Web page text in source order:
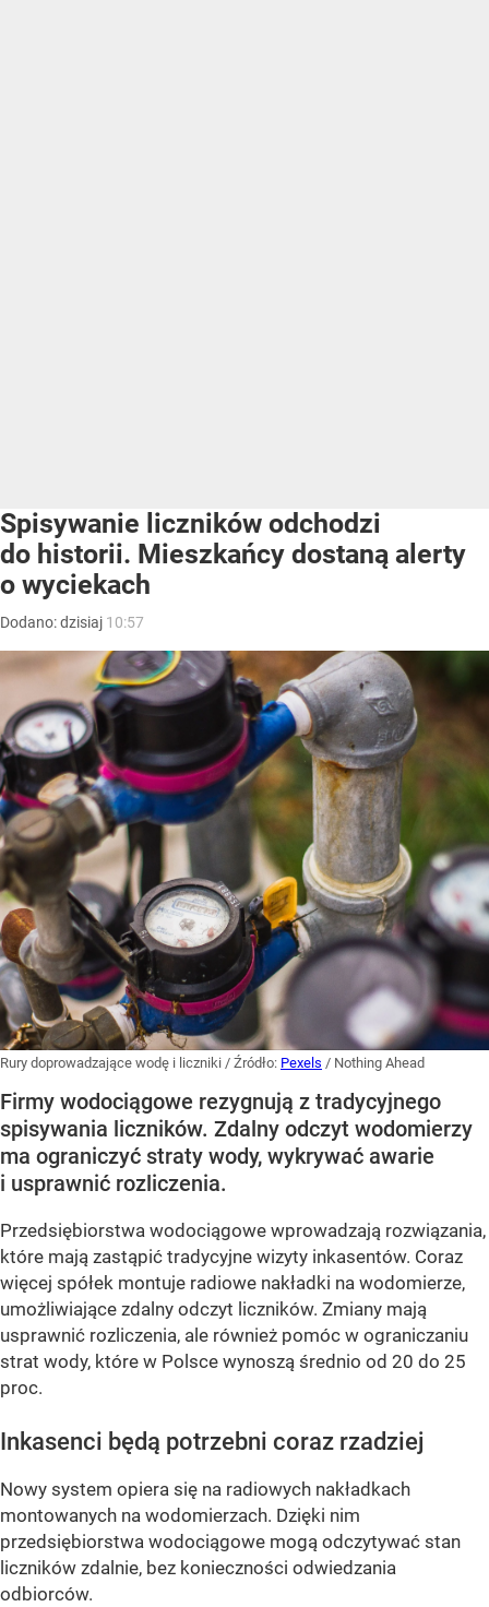
Spisywanie liczników odchodzi
do historii. Mieszkańcy dostaną alerty
o wyciekach
Dodano:dzisiaj 10:57
Rury doprowadzające wodę i liczniki / Źródło: Pexels / Nothing Ahead
Firmy wodociągowe rezygnują z tradycyjnego
spisywania liczników. Zdalny odczyt wodomierzy
ma ograniczyć straty wody, wykrywać awarie
i usprawnić rozliczenia.
Przedsiębiorstwa wodociągowe wprowadzają rozwiązania,
które mają zastąpić tradycyjne wizyty inkasentów. Coraz
więcej spółek montuje radiowe nakładki na wodomierze,
umożliwiające zdalny odczyt liczników. Zmiany mają
usprawnić rozliczenia, ale również pomóc w ograniczaniu
strat wody, które w Polsce wynoszą średnio od 20 do 25
proc.
Inkasenci będą potrzebni coraz rzadziej
Nowy system opiera się na radiowych nakładkach
montowanych na wodomierzach. Dzięki nim
przedsiębiorstwa wodociągowe mogą odczytywać stan
liczników zdalnie, bez konieczności odwiedzania
odbiorców.